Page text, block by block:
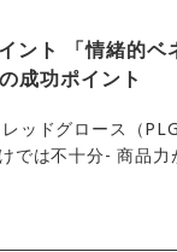
ント 「情緒的ベ
成功ポイント
ッドグロース（
では不十分- 商品力